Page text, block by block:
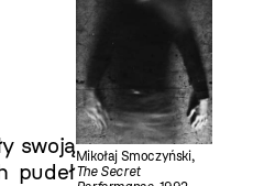
swoją
pudeł
Mikołaj Smoczyński,
The Secret